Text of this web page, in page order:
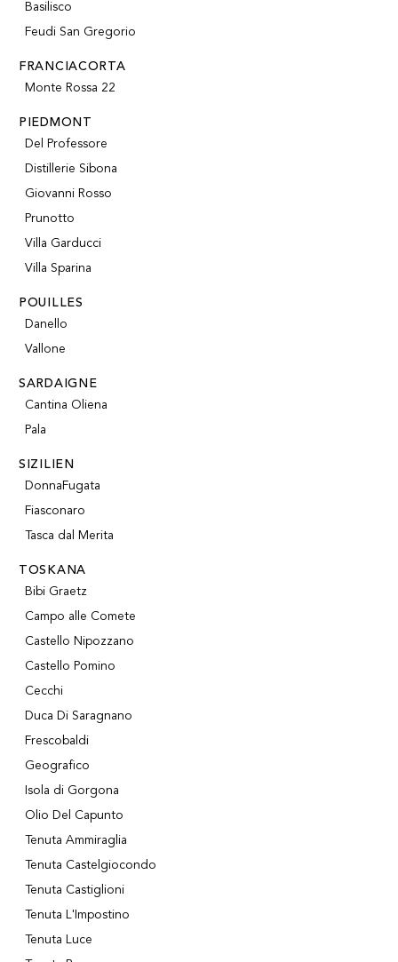
Basilisco
Feudi San Gregorio
FRANCIACORTA
Monte Rossa 22
PIEDMONT
Del Professore
Distillerie Sibona
Giovanni Rosso
Prunotto
Villa Garducci
Villa Sparina
POUILLES
Danello
Vallone
SARDAIGNE
Cantina Oliena
Pala
SIZILIEN
DonnaFugata
Fiasconaro
Tasca dal Merita
TOSKANA
Bibi Graetz
Campo alle Comete
Castello Nipozzano
Castello Pomino
Cecchi
Duca Di Saragnano
Frescobaldi
Geografico
Isola di Gorgona
Olio Del Capunto
Tenuta Ammiraglia
Tenuta Castelgiocondo
Tenuta Castiglioni
Tenuta L'Impostino
Tenuta Luce